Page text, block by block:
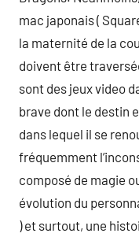
mac japonais (
la maternité de la
doivent être
sont des jeux video
brave dont le destin
dans lequel il se
fréquemment
composé de magie
évolution du
) et surtout, une